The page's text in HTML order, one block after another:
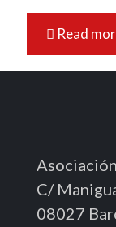
Read
C/
08027